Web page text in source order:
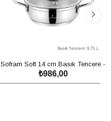
Sofram Soft 14 cm Basık Tencere -
0,75 Litre
₺986,00
SEPETE EKLE